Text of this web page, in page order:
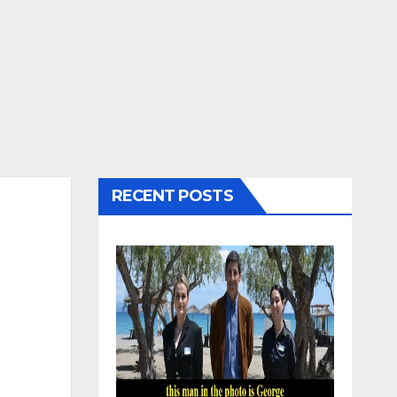
RECENT POSTS